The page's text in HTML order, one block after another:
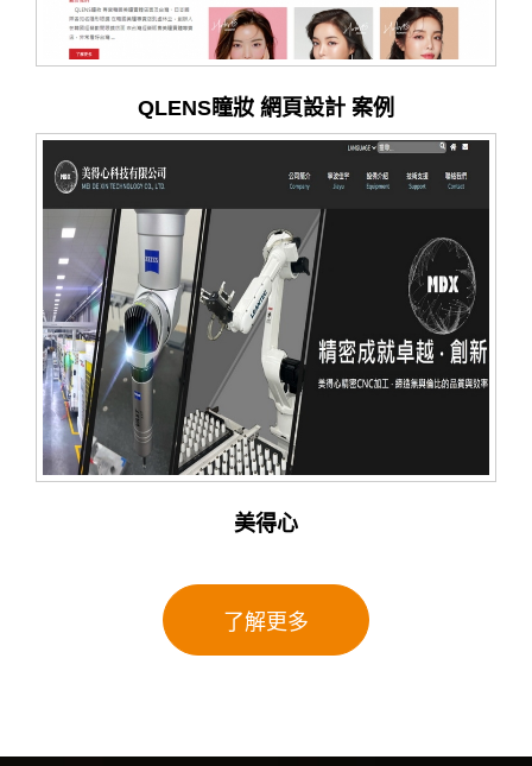
QLENS瞳妝 網頁設計 案例
美得心
了解更多